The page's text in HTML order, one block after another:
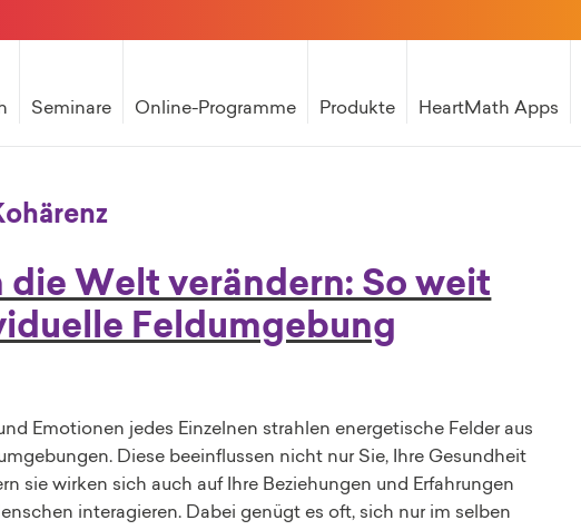
Seminare Online-Programme Produkte HeartMath Apps
Welt verändern: So weit
Feldumgebung
Emotionen jedes Einzelnen strahlen energetische Felder aus
Diese beeinflussen nicht nur Sie, Ihre Gesundheit
sie wirken sich auch auf Ihre Beziehungen und Erfahrungen
interagieren. Dabei genügt es oft, sich nur im selben